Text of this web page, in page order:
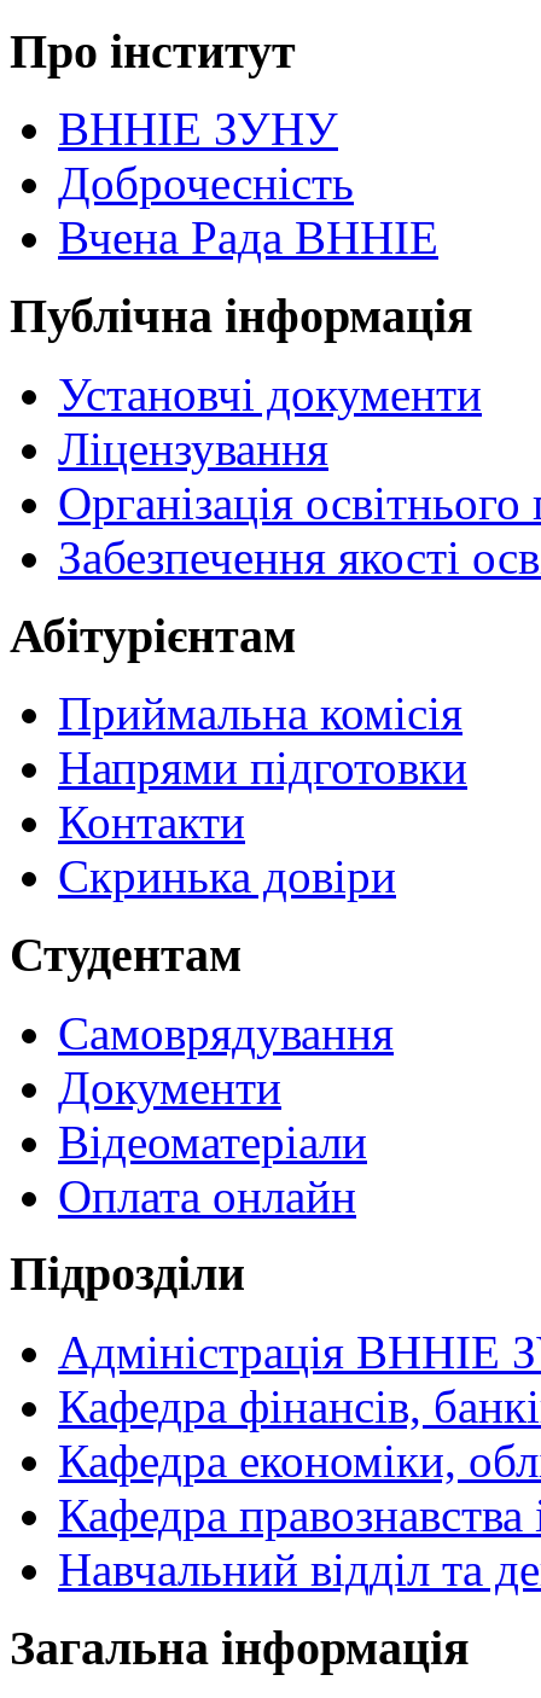
Про інститут
ВННІЕ ЗУНУ
Доброчесність
Вчена Рада ВННІЕ
Публічна інформація
Установчі документи
Ліцензування
Організація
Забезпечення якості
Абітурієнтам
Приймальна комісія
Напрями підготовки
Контакти
Скринька довіри
Студентам
Самоврядування
Документи
Відеоматеріали
Оплата онлайн
Підрозділи
Адміністрація ВННІЕ
Кафедра фінансів,
Кафедра економіки,
Кафедра
Навчальний відділ та
Загальна інформація